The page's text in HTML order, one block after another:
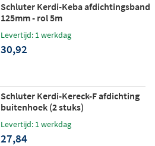
Schluter Kerdi-Keba afdichtingsband
125mm - rol 5m
Levertijd: 1 werkdag
30,92
Schluter Kerdi-Kereck-F afdichting
buitenhoek (2 stuks)
Levertijd: 1 werkdag
27,84